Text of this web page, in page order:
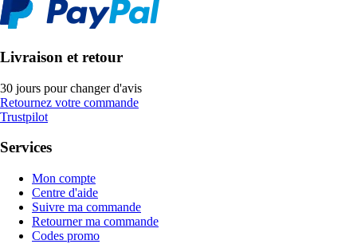
Livraison et retour
30 jours pour changer d'avis
Retournez votre commande
Trustpilot
Services
Mon compte
Centre d'aide
Suivre ma commande
Retourner ma commande
Codes promo